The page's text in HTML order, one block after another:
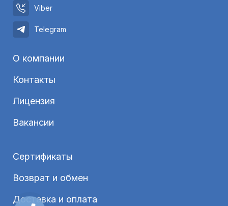
Viber
Telegram
О компании
Контакты
Лицензия
Вакансии
Сертификаты
Возврат и обмен
Доставка и оплата